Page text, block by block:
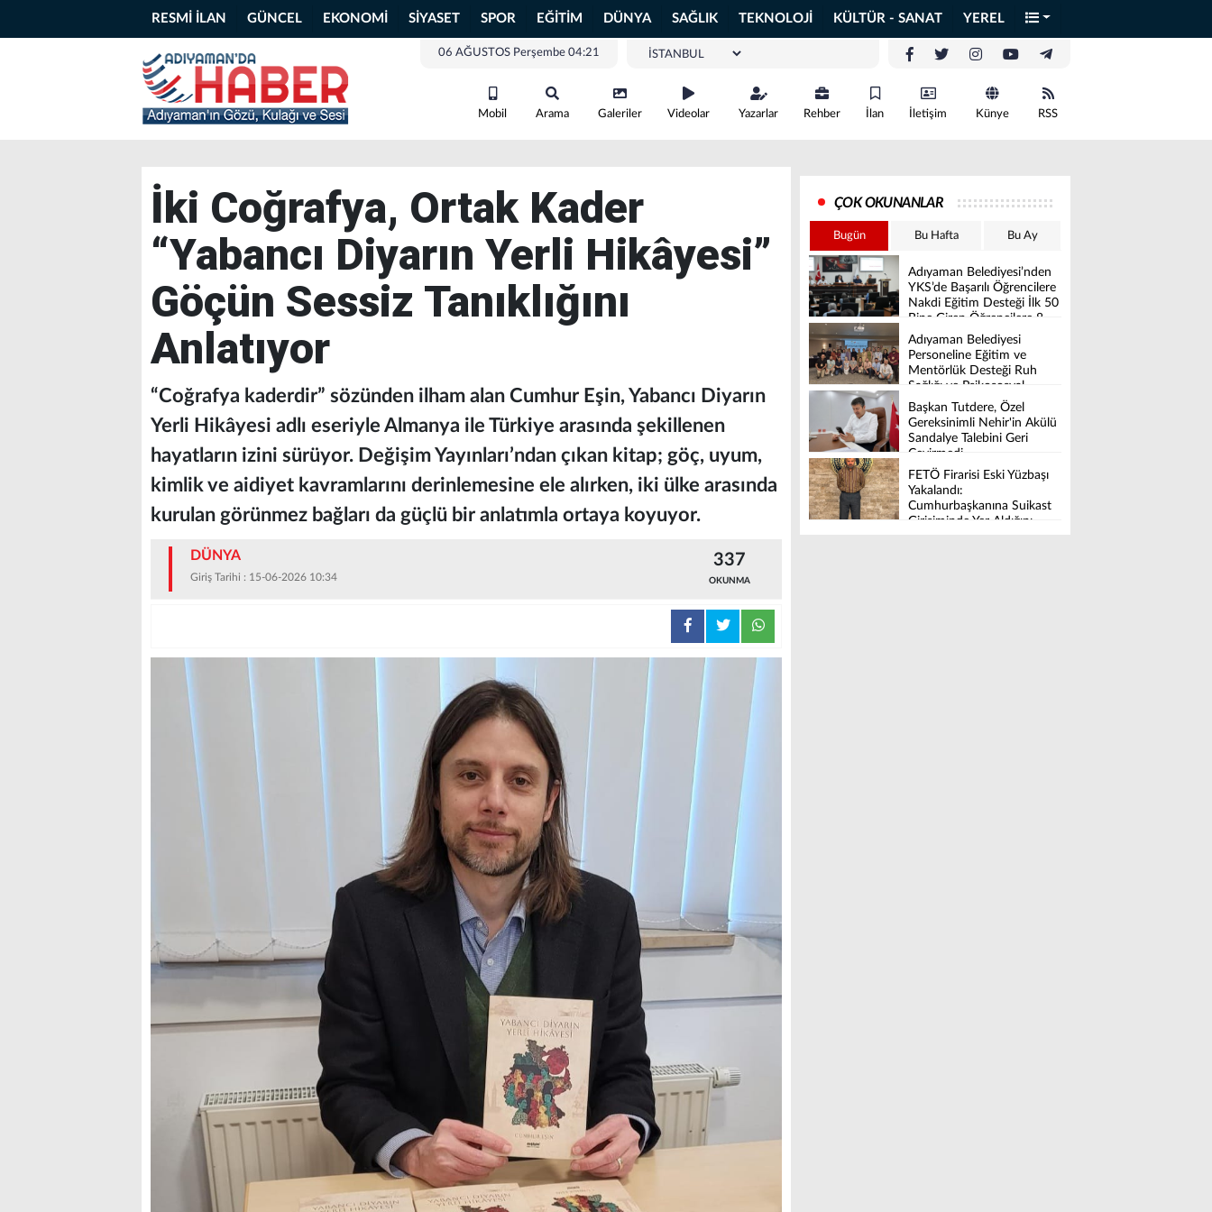
RESMİ İLAN GÜNCEL EKONOMİ SİYASET SPOR EĞİTİM DÜNYA SAĞLIK TEKNOLOJİ KÜLTÜR - SANAT YEREL
06 AĞUSTOS Perşembe 04:21
Mobil Arama Galeriler Videolar Yazarlar Rehber İlan İletişim Künye RSS
İki Coğrafya, Ortak Kader
“Yabancı Diyarın Yerli Hikâyesi”
Göçün Sessiz Tanıklığını
Anlatıyor
“Coğrafya kaderdir” sözünden ilham alan Cumhur Eşin, Yabancı Diyarın
Yerli Hikâyesi adlı eseriyle Almanya ile Türkiye arasında şekillenen
hayatların izini sürüyor. Değişim Yayınları’ndan çıkan kitap; göç, uyum,
kimlik ve aidiyet kavramlarını derinlemesine ele alırken, iki ülke arasında
kurulan görünmez bağları da güçlü bir anlatımla ortaya koyuyor.
DÜNYA
Giriş Tarihi : 15-06-2026 10:34
337
OKUNMA
ÇOK OKUNANLAR
Bugün Bu Hafta Bu Ay
Adıyaman Belediyesi’nden
YKS’de Başarılı Öğrencilere
Nakdi Eğitim Desteği İlk 50
Bine Giren Öğrencilere 8
Bin İle 16 Bin TL Arasında
Destek Verilecek
Adıyaman Belediyesi
Personeline Eğitim ve
Mentörlük Desteği Ruh
Sağlığı ve Psikososyal
Destek Projesi Başarıyla
Tamamlandı
Başkan Tutdere, Özel
Gereksinimli Nehir'in Akülü
Sandalye Talebini Geri
Çevirmedi
FETÖ Firarisi Eski Yüzbaşı
Yakalandı:
Cumhurbaşkanına Suikast
Girişiminde Yer Aldığını